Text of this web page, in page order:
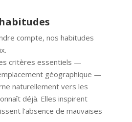
compte, nos habitudes
critères essentiels —
géographique —
naturellement vers les
déjà. Elles inspirent
l’absence de mauvaises